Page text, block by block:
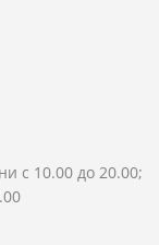
с 10.00 до 20.00;